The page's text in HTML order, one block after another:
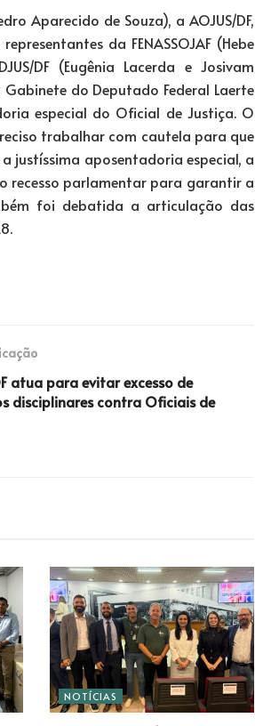
Aparecido de Souza), a AOJUS/DF,
da FENASSOJAF (Hebe
DF (Eugênia Lacerda e Josivam
do Deputado Federal Laerte
especial do Oficial de Justiça. O
trabalhar com cautela para que
justíssima aposentadoria especial, a
recesso parlamentar para garantir a
foi debatida a articulação das
atua para evitar excesso de
disciplinares contra Oficiais de
NOTÍCIAS